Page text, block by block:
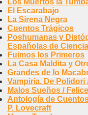
Los Muertos la
El Escarabajo
La Sirena Negra
Cuentos Trágicos
Poshumanas y
Españolas de
Fuimos los Primeros
La Casa Maldita y
Grandes de lo
Vampiria. De Polidori
Malos Sueños /
Antología de
P. Lovecraft